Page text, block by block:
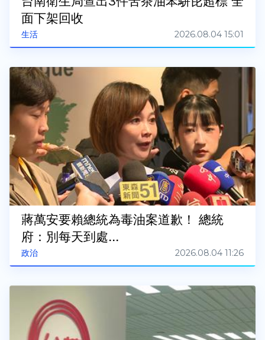
生活
面下架回收
2026.08.04 15:01
政治
蔣萬安要賴總統為毒油案道歉！ 總統
府：別每天到處...
2026.08.04 11:26